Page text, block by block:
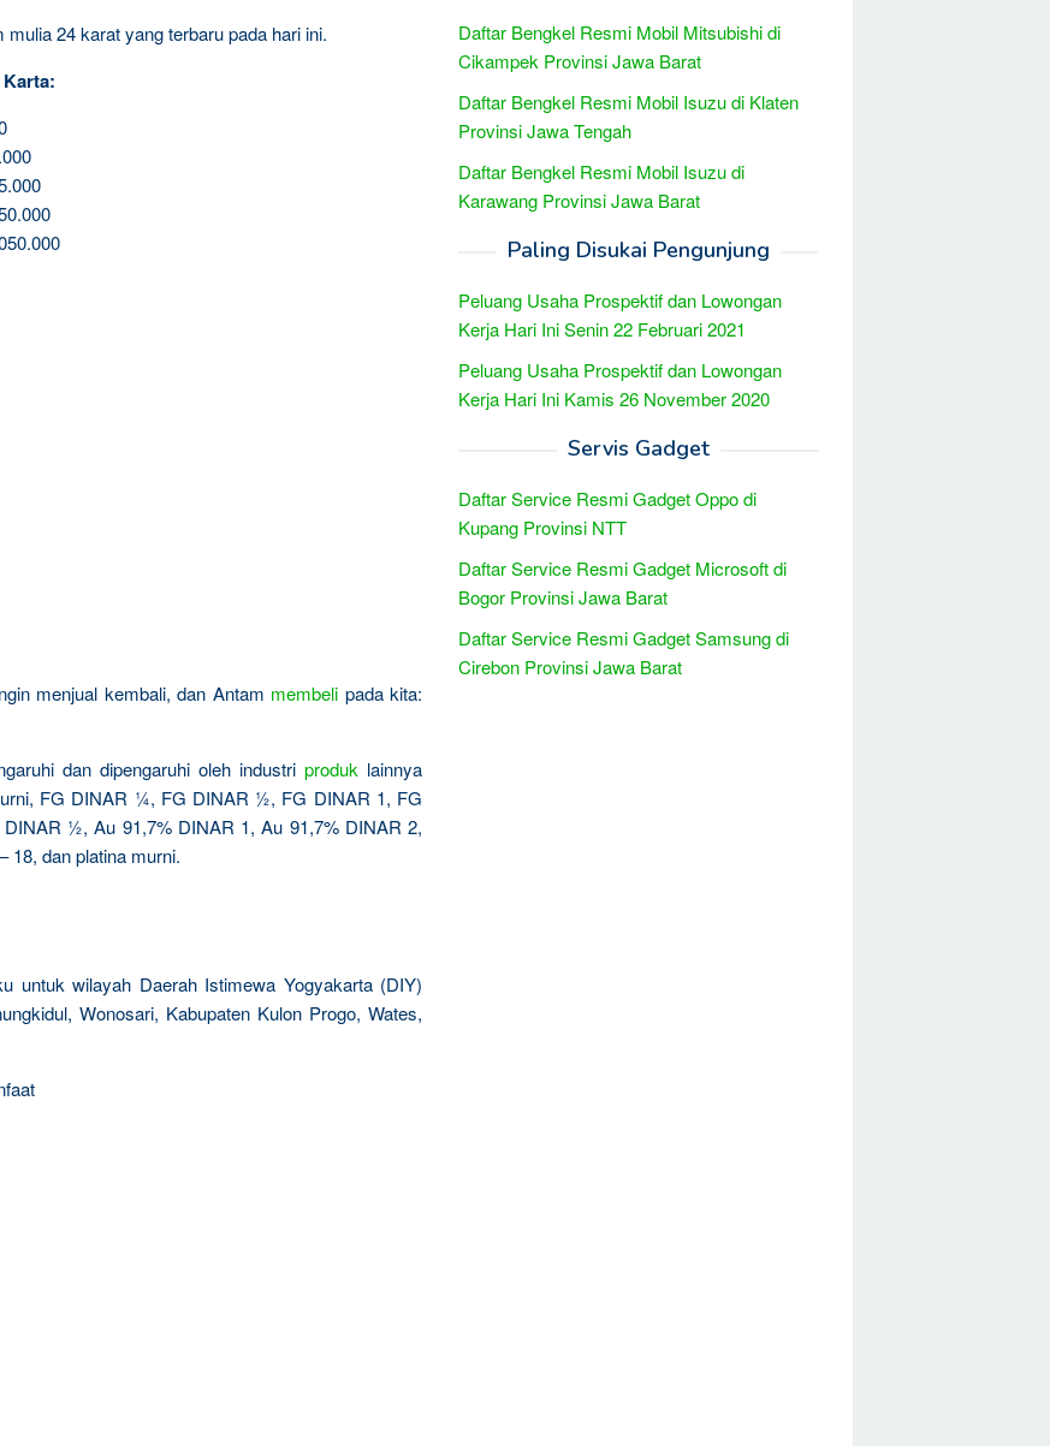
24 karat yang terbaru pada hari ini.
menjual kembali, dan Antam membeli pada kita:
dan dipengaruhi oleh industri produk lainnya
FG DINAR ¼, FG DINAR ½, FG DINAR 1, FG
½, Au 91,7% DINAR 1, Au 91,7% DINAR 2,
18, dan platina murni.
untuk wilayah Daerah Istimewa Yogyakarta (DIY)
Wonosari, Kabupaten Kulon Progo, Wates,
Daftar Bengkel Resmi Mobil Mitsubishi di
Cikampek Provinsi Jawa Barat
Daftar Bengkel Resmi Mobil Isuzu di Klaten
Provinsi Jawa Tengah
Daftar Bengkel Resmi Mobil Isuzu di
Karawang Provinsi Jawa Barat
Paling Disukai Pengunjung
Peluang Usaha Prospektif dan Lowongan
Kerja Hari Ini Senin 22 Februari 2021
Peluang Usaha Prospektif dan Lowongan
Kerja Hari Ini Kamis 26 November 2020
Servis Gadget
Daftar Service Resmi Gadget Oppo di
Kupang Provinsi NTT
Daftar Service Resmi Gadget Microsoft di
Bogor Provinsi Jawa Barat
Daftar Service Resmi Gadget Samsung di
Cirebon Provinsi Jawa Barat